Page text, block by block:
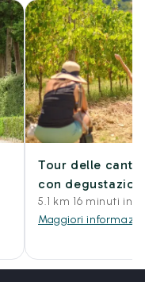
Tour delle
con
5.1 km 16 minuti in
Maggiori